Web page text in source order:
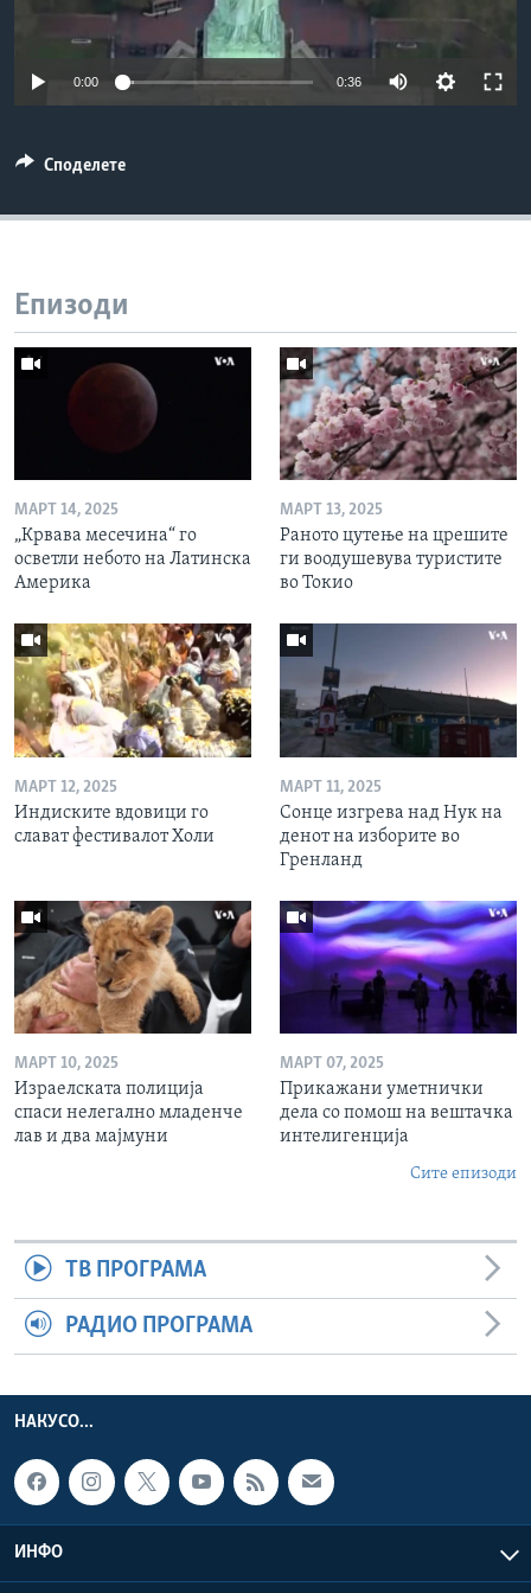
ИНТЕРВЈУА
Јазици
0:00 0:36
Споделете
Епизоди
МАРТ 14, 2025
„Крвава месечина“ го
осветли небото на Латинска
Америка
МАРТ 13, 2025
Раното цутење на црешите
ги воодушевува туристите
во Токио
МАРТ 12, 2025
Индиските вдовици го
слават фестивалот Холи
МАРТ 11, 2025
Сонце изгрева над Нук на
денот на изборите во
Гренланд
МАРТ 10, 2025
Израелската полиција
спаси нелегално младенче
лав и два мајмуни
МАРТ 07, 2025
Прикажани уметнички
дела со помош на вештачка
интелигенција
Сите епизоди
ТВ ПРОГРАМА
РАДИО ПРОГРАМА
НАКУСО...
ИНФО